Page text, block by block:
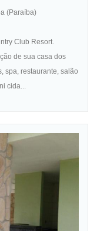
(Paraíba)
Club Resort.
de sua casa dos
spa, restaurante, salão
cida...